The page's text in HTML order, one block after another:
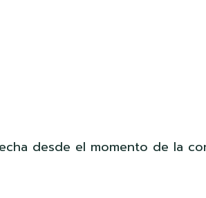
desde el momento de la